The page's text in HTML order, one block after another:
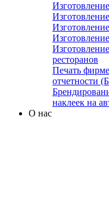
ресторанов
Печать
отчетности
наклеек на
О нас